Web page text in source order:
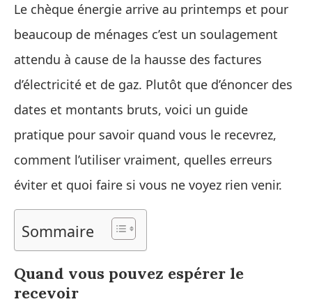
Le chèque énergie arrive au printemps et pour
beaucoup de ménages c’est un soulagement
attendu à cause de la hausse des factures
d’électricité et de gaz. Plutôt que d’énoncer des
dates et montants bruts, voici un guide
pratique pour savoir quand vous le recevrez,
comment l’utiliser vraiment, quelles erreurs
éviter et quoi faire si vous ne voyez rien venir.
Sommaire
Quand vous pouvez espérer le
recevoir